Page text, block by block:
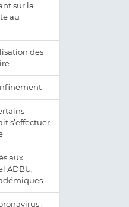
sur la
au
des
s’effectuer
aux
ADBU,
: